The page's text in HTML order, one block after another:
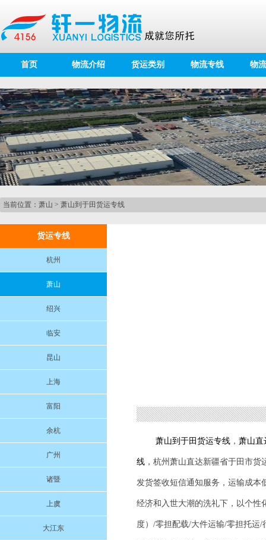
首页 物流介绍 货运类别 物流专线 物
当前位置： 萧山 > 萧山到于田货运专线
货运专线
杭州
萧山
绍兴
临安
昆山
上海
富阳
余杭
广州
诸暨
上虞
大江东
萧山到 于田 货运专线 ， 萧山直
线 ，杭州萧山直达新疆省于田 市货
发货签收短信通知服务，运输成本
经济和入世大潮的洗礼下，以个性
度）/零担配载/大件运输/零担托运